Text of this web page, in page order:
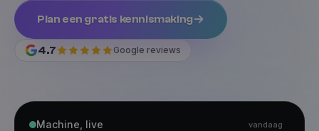
Plan een gratis kennismaking
4.7 Google reviews
Machine, live vandaag